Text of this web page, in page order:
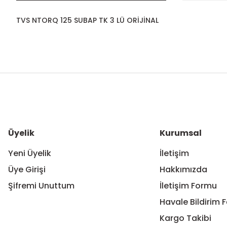
TVS NTORQ 125 SUBAP TK 3 LÜ ORİJİNAL
Ürün bilgilerinde hatalar bulunuyor.
Üyelik
Yeni Üyelik
Üye Girişi
Şifremi Unuttum
Kurumsal
İletişim
Hakkımızda
İletişim Formu
Havale Bildirim
Kargo Takibi